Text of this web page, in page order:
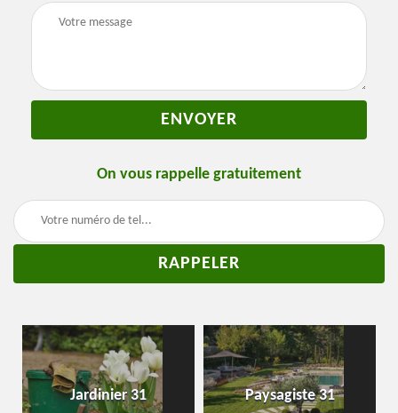
On vous rappelle gratuitement
Jardinier 31 Paysagiste 31